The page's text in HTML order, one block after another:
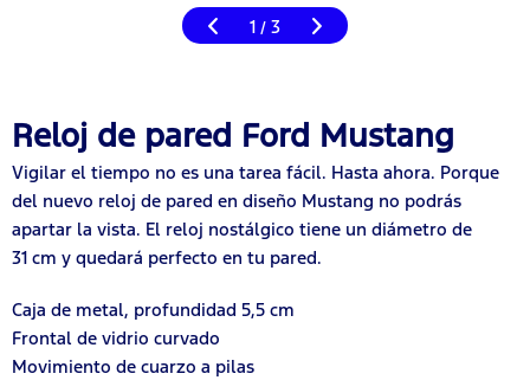
1 / 3
Reloj de pared Ford Mustang
Vigilar el tiempo no es una tarea fácil. Hasta ahora. Porque
del nuevo reloj de pared en diseño Mustang no podrás
apartar la vista. El reloj nostálgico tiene un diámetro de
31 cm y quedará perfecto en tu pared.
Caja de metal, profundidad 5,5 cm
Frontal de vidrio curvado
Movimiento de cuarzo a pilas